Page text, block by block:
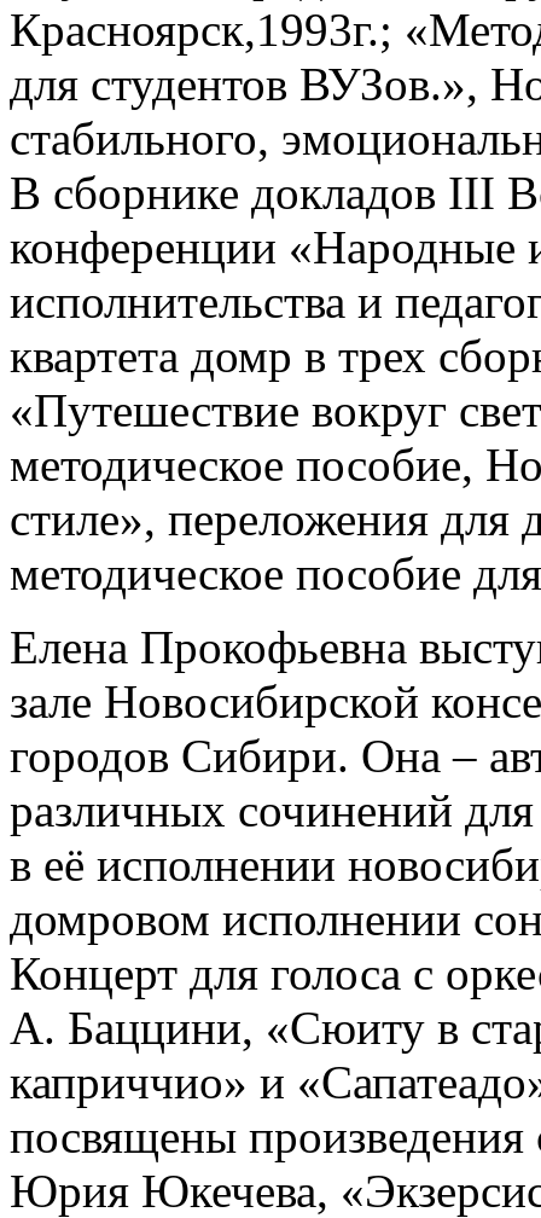
Красноярск,1993г.;
для студентов ВУЗов.»,
стабильного,
В сборнике докладов III
конференции «Народные
исполнительства и
квартета домр в трех
«Путешествие вокруг
методическое пособие,
стиле», переложения
методическое пособие
Елена Прокофьевна
зале Новосибирской
городов Сибири. Она –
различных сочинений
в её исполнении
домровом исполнении
Концерт для голоса с
А. Баццини, «Сюиту в
каприччио» и
посвящены
Юрия Юкечева,